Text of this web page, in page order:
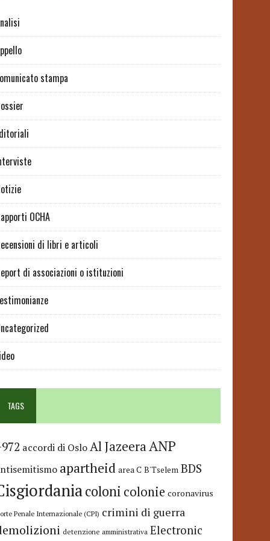
stampa
OCHA
di libri e articoli
di associazioni o istituzioni
TAGS
accordi di OsloAl JazeeraANP
apartheid area C B'Tselem BDS
coloni colonie coronavirus
Penale Internazionale (CPI) crimini di guerra
detenzione amministrativa Electronic